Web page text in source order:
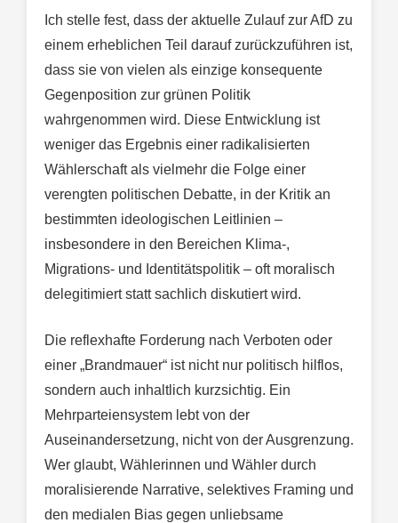
Ich stelle fest, dass der aktuelle Zulauf zur AfD zu
einem erheblichen Teil darauf zurückzuführen ist,
dass sie von vielen als einzige konsequente
Gegenposition zur grünen Politik
wahrgenommen wird. Diese Entwicklung ist
weniger das Ergebnis einer radikalisierten
Wählerschaft als vielmehr die Folge einer
verengten politischen Debatte, in der Kritik an
bestimmten ideologischen Leitlinien –
insbesondere in den Bereichen Klima-,
Migrations- und Identitätspolitik – oft moralisch
delegitimiert statt sachlich diskutiert wird.
Die reflexhafte Forderung nach Verboten oder
einer „Brandmauer“ ist nicht nur politisch hilflos,
sondern auch inhaltlich kurzsichtig. Ein
Mehrparteiensystem lebt von der
Auseinandersetzung, nicht von der Ausgrenzung.
Wer glaubt, Wählerinnen und Wähler durch
moralisierende Narrative, selektives Framing und
den medialen Bias gegen unliebsame